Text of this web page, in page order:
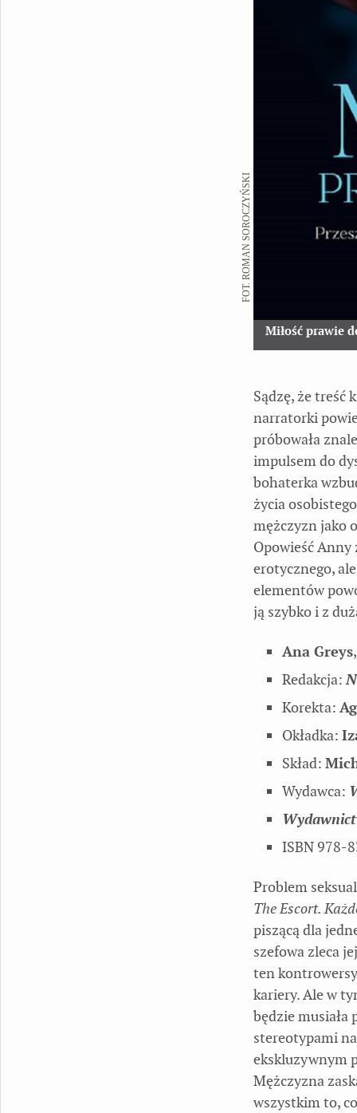
Miłość prawie
FOT. ROMAN SOROCZYŃSKI
Sądzę, że treść
narratorki
próbowała
impulsem do
bohaterka
życia
mężczyzn jako
Opowieść Anny
erotycznego,
elementów
ją szybko i z
Ana Greys
Redakcja:
Korekta:
Okładka:
Skład:
Wydawca:
ISBN 978-
Problem
The Escort.
piszącą dla
szefowa zleca
ten
kariery. Ale w
będzie musiała
stereotypami
ekskluzywnym
Mężczyzna
wszystkim to,